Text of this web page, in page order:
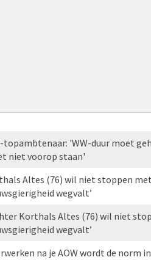
topambtenaar: 'WW-duur moet
niet voorop staan'
Altes (76) wil niet stoppen
wegvalt’
Korthals Altes (76) wil niet
wegvalt’
na je AOW wordt de norm in